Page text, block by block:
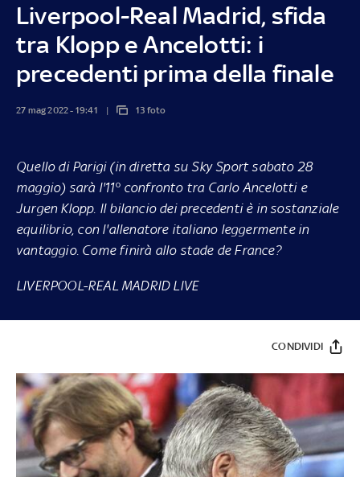
Liverpool-Real Madrid, sfida
tra Klopp e Ancelotti: i
precedenti prima della finale
27 mag 2022 - 19:41 13 foto
Quello di Parigi (in diretta su Sky Sport sabato 28
maggio) sarà l'11° confronto tra Carlo Ancelotti e
Jurgen Klopp. Il bilancio dei precedenti è in sostanziale
equilibrio, con l'allenatore italiano leggermente in
vantaggio. Come finirà allo stade de France?
LIVERPOOL-REAL MADRID LIVE
CONDIVIDI